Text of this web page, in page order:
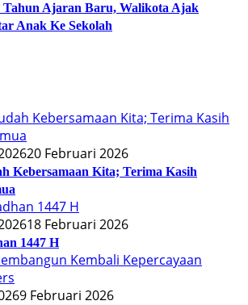
Tahun Ajaran Baru, Walikota Ajak
Anak Ke Sekolah
20 Februari 2026
Kebersamaan Kita; Terima Kasih
18 Februari 2026
1447 H
9 Februari 2026